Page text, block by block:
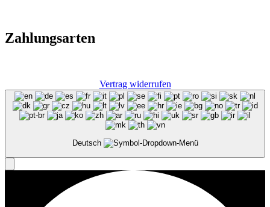
Zahlungsarten
Vertrag widerrufen
Deutsch